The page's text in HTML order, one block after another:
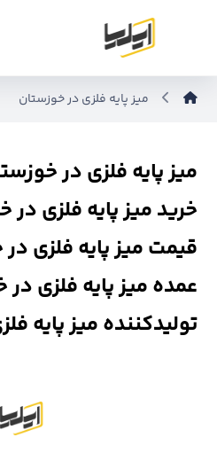
میز پایه فلزی در خوزستان
میز پایه فلزی در
خرید میز پایه فلزی در
قیمت میز پایه فلزی
عمده میز پایه فلزی
تولیدکننده میز پایه